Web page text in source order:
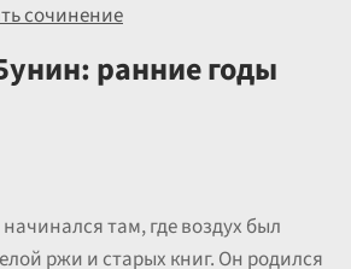
сочинение
ранние годы
там, где воздух был
ржи и старых книг. Он родился